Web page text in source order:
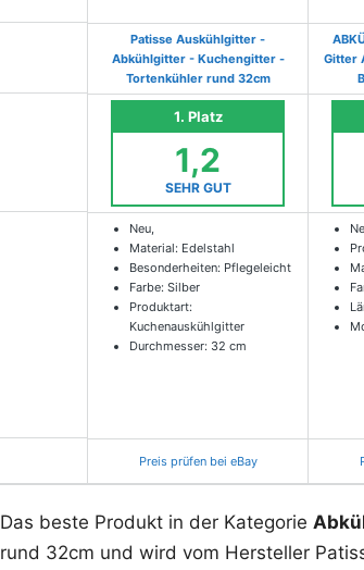
Patisse Auskühlgitter -
Abkühlgitter - Kuchengitter -
Tortenkühler rund 32cm
Gitter
1. Platz
1,2
SEHR GUT
Neu,
Material: Edelstahl
Besonderheiten: Pflegeleicht
Farbe: Silber
Produktart:
Kuchenauskühlgitter
Durchmesser: 32 cm
Preis prüfen bei eBay
Das beste Produkt in der Kategorie
rund 32cm und wird vom Hersteller